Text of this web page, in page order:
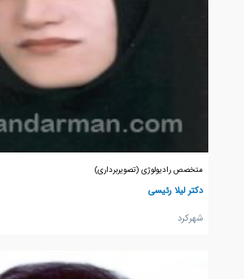
متخصص رادیولوژی (تصویربرداری)
دکتر لیلا رئیسی
شهركرد